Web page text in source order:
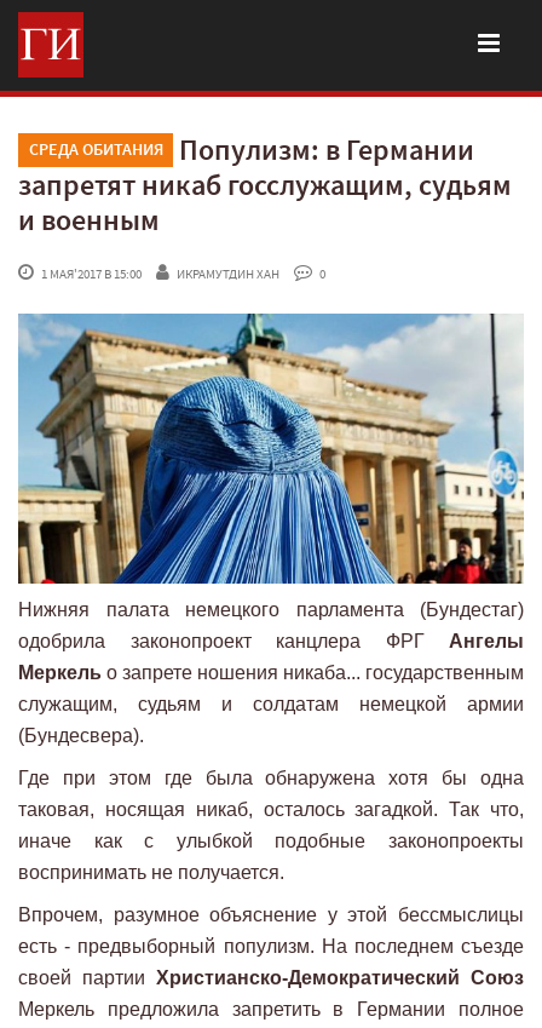
СРЕДА ОБИТАНИЯ
Популизм: в Германии
запретят никаб госслужащим, судьям
и военным
1 МАЯ'2017 В 15:00 ИКРАМУТДИН ХАН 0
Нижняя палата немецкого парламента (Бундестаг)
одобрила законопроект канцлера ФРГ Ангелы
Меркель о запрете ношения никаба... государственным
служащим, судьям и солдатам немецкой армии
(Бундесвера).
Где при этом где была обнаружена хотя бы одна
таковая, носящая никаб, осталось загадкой. Так что,
иначе как с улыбкой подобные законопроекты
воспринимать не получается.
Впрочем, разумное объяснение у этой бессмыслицы
есть - предвыборный популизм. На последнем съезде
своей партии Христианско-Демократический Союз
Меркель предложила запретить в Германии полное